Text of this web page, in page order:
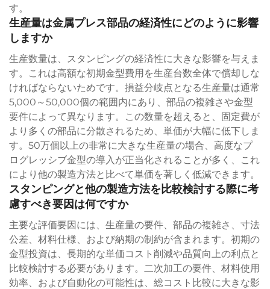
す。
生産量は金属プレス部品の経済性にどのように影響
しますか
生産数量は、スタンピングの経済性に大きな影響を与えま
す。これは高額な初期金型費用を生産台数全体で償却しな
ければならないためです。損益分岐点となる生産量は通常
5,000～50,000個の範囲内にあり、部品の複雑さや金型
要件によって異なります。この数量を超えると、固定費が
より多くの部品に分散されるため、単価が大幅に低下しま
す。50万個以上の非常に大きな生産量の場合、高度なプ
ログレッシブ金型の導入が正当化されることが多く、これ
により他の製造方法と比べて単価を著しく低減できます。
スタンピングと他の製造方法を比較検討する際に考
慮すべき要因は何ですか
主要な評価要因には、生産量の要件、部品の複雑さ、寸法
公差、材料仕様、および納期の制約が含まれます。初期の
金型投資は、長期的な単価コスト削減や品質向上の利点と
比較検討する必要があります。二次加工の要件、材料使用
効率、および自動化の可能性は、総コスト比較に大きな影